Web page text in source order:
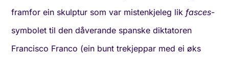
framfor ein skulptur som var mistenkjeleg lik fasces-
symbolet til den dåverande spanske diktatoren
Francisco Franco (ein bunt trekjeppar med ei øks